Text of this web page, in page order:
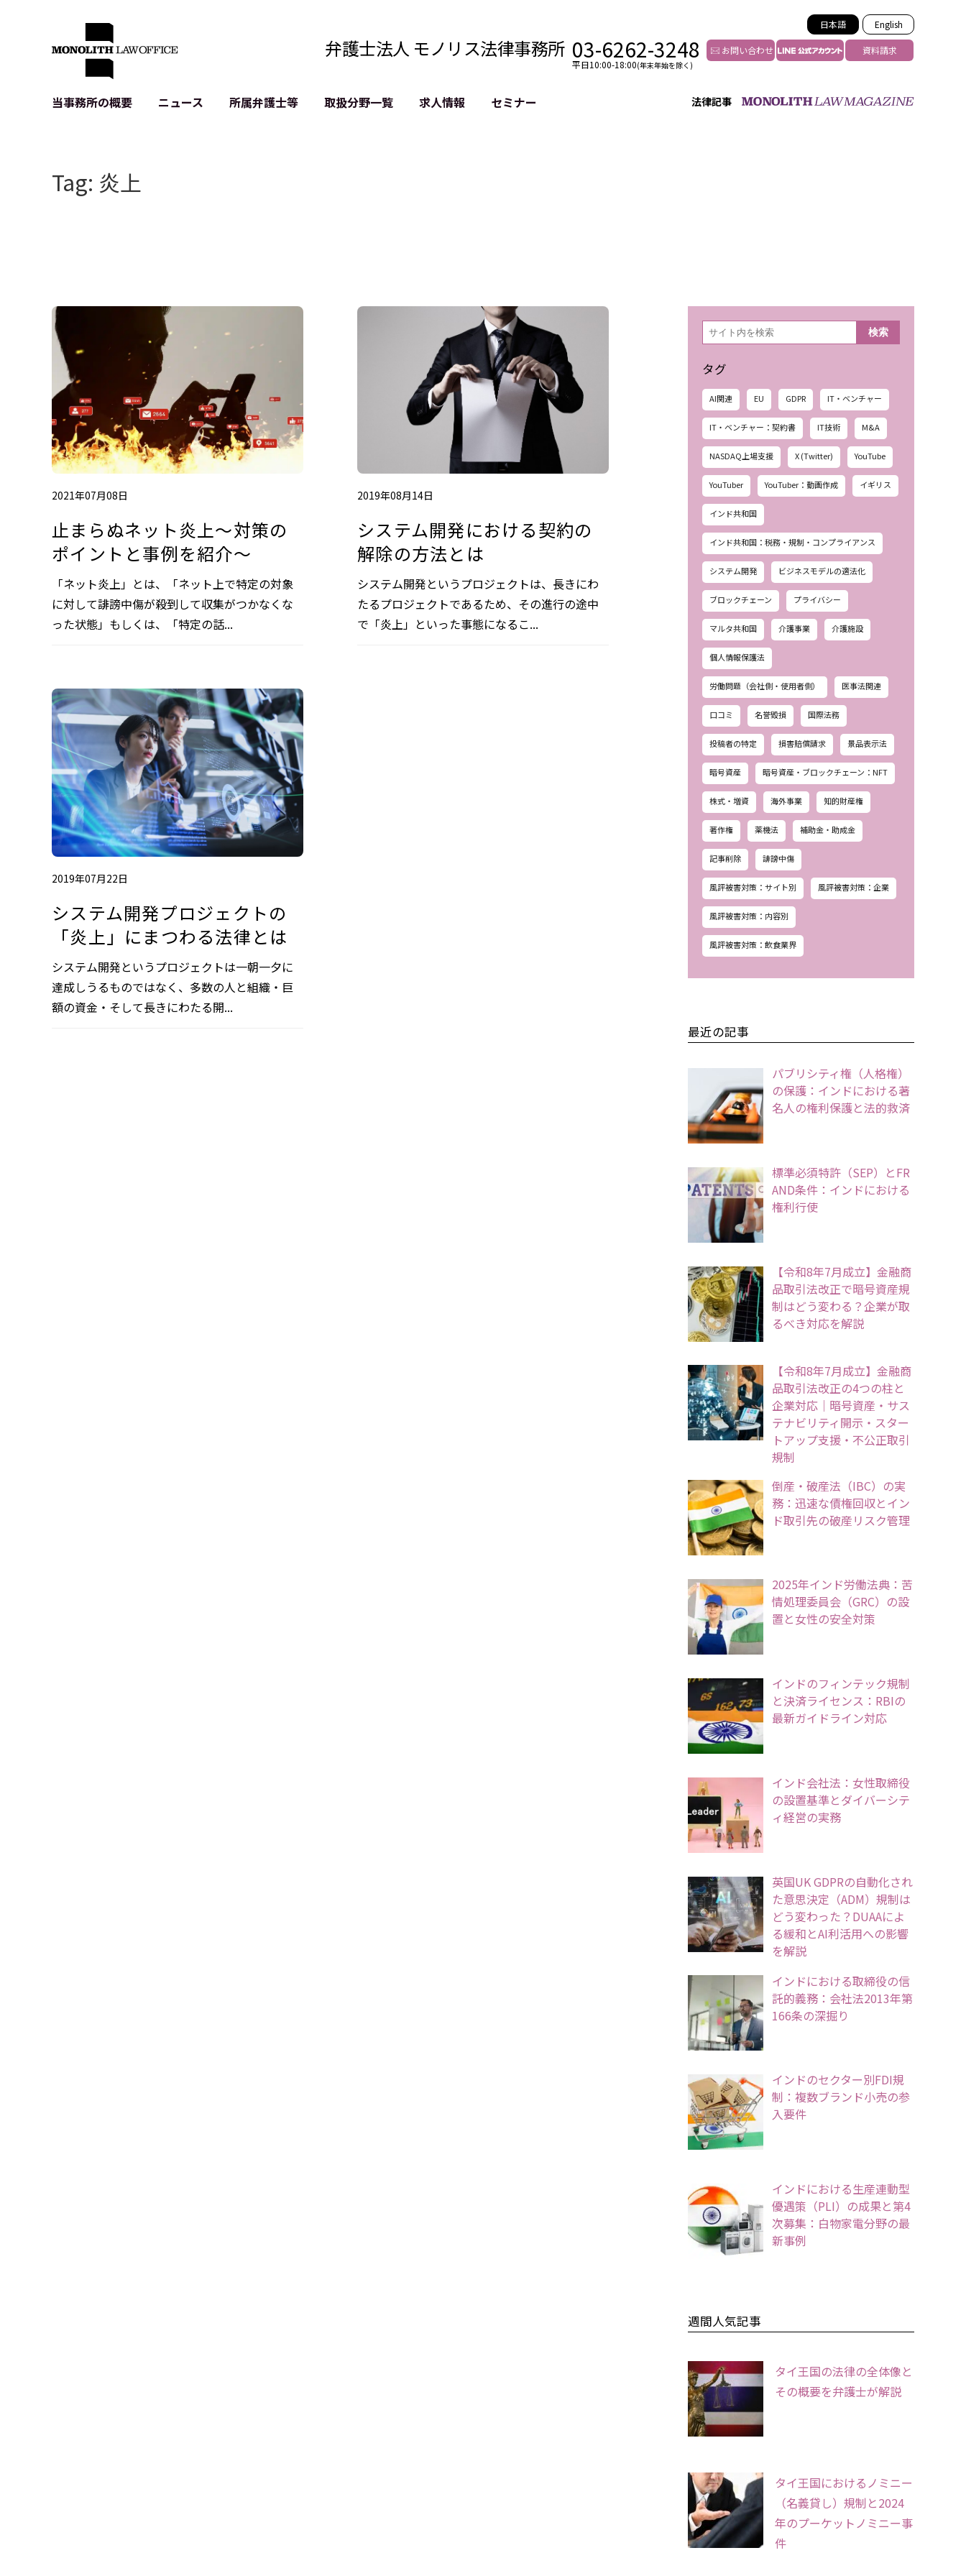
日本語 English
弁護士法人 モノリス法律事務所 03-6262-3248
平日10:00-18:00(年末年始を除く)
お問い合わせ 資料請求
法律記事
当事務所の概要
クライアントの声
出版書籍等
ニュース 所属弁護士等 取扱分野一覧
個人情報保護法関連
株式・M&A関連法務
求人情報 セミナー
Tag: 炎上
2021年07月08日
止まらぬネット炎上～対策の
ポイントと事例を紹介～
「ネット炎上」とは、「ネット上で特定の対象
に対して誹謗中傷が殺到して収集がつかなくな
った状態」もしくは、「特定の話...
2019年08月14日
システム開発における契約の
解除の方法とは
システム開発というプロジェクトは、長きにわ
たるプロジェクトであるため、その進行の途中
で「炎上」といった事態になるこ...
2019年07月22日
システム開発プロジェクトの
「炎上」にまつわる法律とは
システム開発というプロジェクトは一朝一夕に
達成しうるものではなく、多数の人と組織・巨
額の資金・そして長きにわたる開...
検
索 検索
タグ
AI関連 EU GDPR IT・ベンチャー
IT・ベンチャー：契約書 IT技術 M&A
NASDAQ上場支援 X (Twitter) YouTube
YouTuber YouTuber：動画作成 イギリス
インド共和国
インド共和国：税務・規制・コンプライアンス
システム開発 ビジネスモデルの適法化
ブロックチェーン プライバシー
マルタ共和国 介護事業 介護施設
個人情報保護法
労働問題（会社側・使用者側） 医事法関連
口コミ 名誉毀損 国際法務
投稿者の特定 損害賠償請求 景品表示法
暗号資産 暗号資産・ブロックチェーン：NFT
株式・増資 海外事業 知的財産権
著作権 薬機法 補助金・助成金
記事削除 誹謗中傷
風評被害対策：サイト別 風評被害対策：企業
風評被害対策：内容別
風評被害対策：飲食業界
最近の記事
パブリシティ権（人格権）
の保護：インドにおける著
名人の権利保護と法的救済
標準必須特許（SEP）とFR
AND条件：インドにおける
権利行使
【令和8年7月成立】金融商
品取引法改正で暗号資産規
制はどう変わる？企業が取
るべき対応を解説
【令和8年7月成立】金融商
品取引法改正の4つの柱と
企業対応｜暗号資産・サス
テナビリティ開示・スター
トアップ支援・不公正取引
規制
倒産・破産法（IBC）の実
務：迅速な債権回収とイン
ド取引先の破産リスク管理
2025年インド労働法典：苦
情処理委員会（GRC）の設
置と女性の安全対策
インドのフィンテック規制
と決済ライセンス：RBIの
最新ガイドライン対応
インド会社法：女性取締役
の設置基準とダイバーシテ
ィ経営の実務
英国UK GDPRの自動化され
た意思決定（ADM）規制は
どう変わった？DUAAによ
る緩和とAI利活用への影響
を解説
インドにおける取締役の信
託的義務：会社法2013年第
166条の深掘り
インドのセクター別FDI規
制：複数ブランド小売の参
入要件
インドにおける生産連動型
優遇策（PLI）の成果と第4
次募集：白物家電分野の最
新事例
週間人気記事
タイ王国の法律の全体像と
その概要を弁護士が解説
タイ王国におけるノミニー
（名義貸し）規制と2024
年のプーケットノミニー事
件